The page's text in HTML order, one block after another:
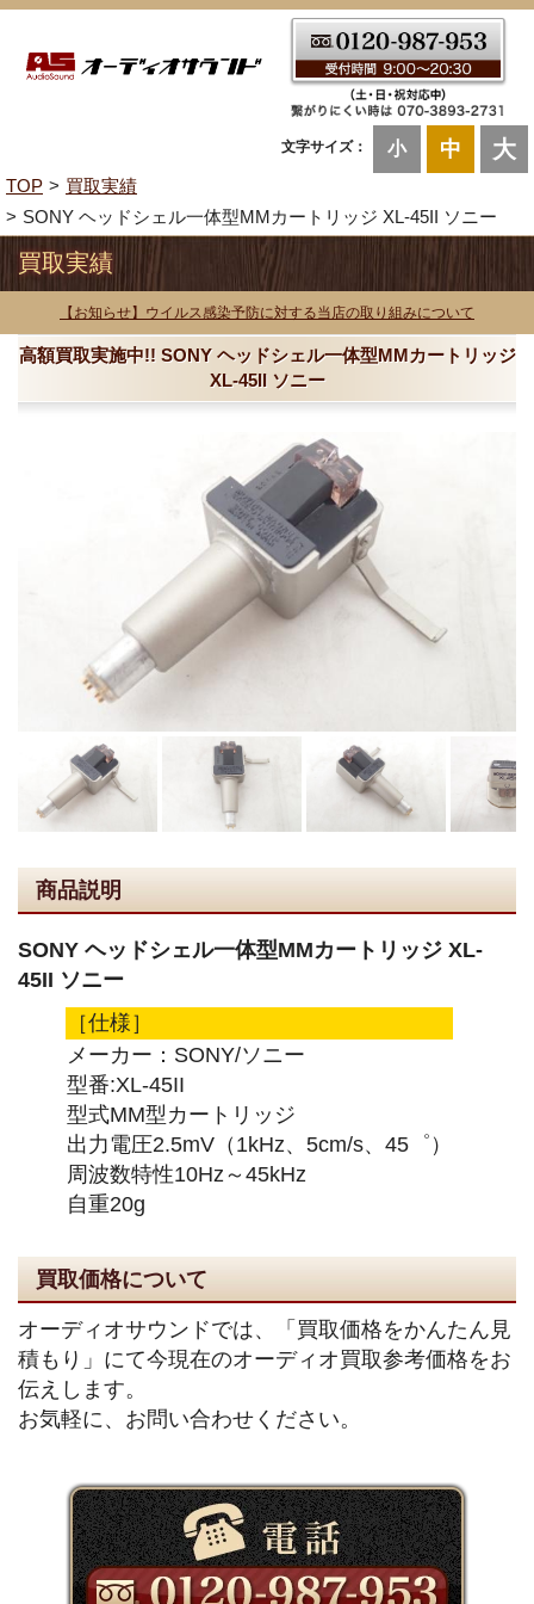
文字サイズ： 小 中 大
TOP
買取実績
SONY ヘッドシェル一体型MMカートリッジ XL-45II ソニー
買取実績
【お知らせ】ウイルス感染予防に対する当店の取り組みについて
高額買取実施中!! SONY ヘッドシェル一体型MMカートリッジ
XL-45II ソニー
商品説明
SONY ヘッドシェル一体型MMカートリッジ XL-
45II ソニー
［仕様］
メーカー：SONY/ソニー
型番:XL-45II
型式MM型カートリッジ
出力電圧2.5mV（1kHz、5cm/s、45゜）
周波数特性10Hz～45kHz
自重20g
買取価格について
オーディオサウンドでは、「買取価格をかんたん見
積もり」にて今現在のオーディオ買取参考価格をお
伝えします。
お気軽に、お問い合わせください。